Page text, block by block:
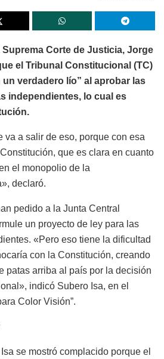
Suprema Corte de Justicia, Jorge
el Tribunal Constitucional (TC)
un verdadero lío” al aprobar las
independientes, lo cual es
va a salir de eso, porque con esa
que es clara en cuanto
el monopolio de la
declaró.
pedido a la Junta Central
un proyecto de ley para las
«Pero eso tiene la dificultad
con la Constitución, creando
patas arriba al país por la decisión
indicó Subero Isa, en el
Color Visión”.
se mostró complacido porque el